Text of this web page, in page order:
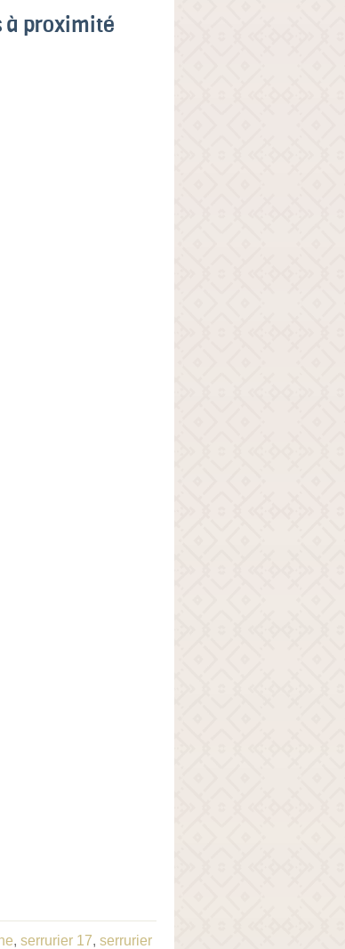
à proximité
, serrurier 17, serrurier